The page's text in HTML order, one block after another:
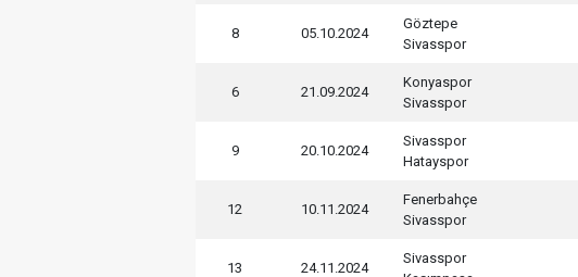
8 05.10.2024
Göztepe
Sivasspor
6 21.09.2024
Konyaspor
Sivasspor
9 20.10.2024
Sivasspor
Hatayspor
12 10.11.2024
Fenerbahçe
Sivasspor
13 24.11.2024
Sivasspor